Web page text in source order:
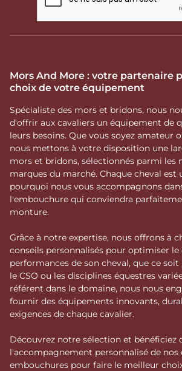
Mors And More : votre partenaire
choix de votre équipement
Spécialiste des mors et bridons, nous
d'offrir aux cavaliers un équipement de
leurs besoins. Que vous soyez amateur
nous mettons à votre disposition une
mors et bridons, sélectionnés parmi les
marques du marché. Chaque cheval est
pourquoi nous vous accompagnons
l'embouchure qui conviendra
monture.
Grâce à notre expertise, nous offrons à
conseils personnalisés pour optimiser
performances de son cheval, que ce soit
le CSO ou les disciplines équestres
référent dans le domaine, nous nous
fournir des équipements innovants,
exigences de chaque cavalier.
Découvrez notre sélection et bénéficiez
l'accompagnement personnalisé de nos
embouchures pour faire le meilleur